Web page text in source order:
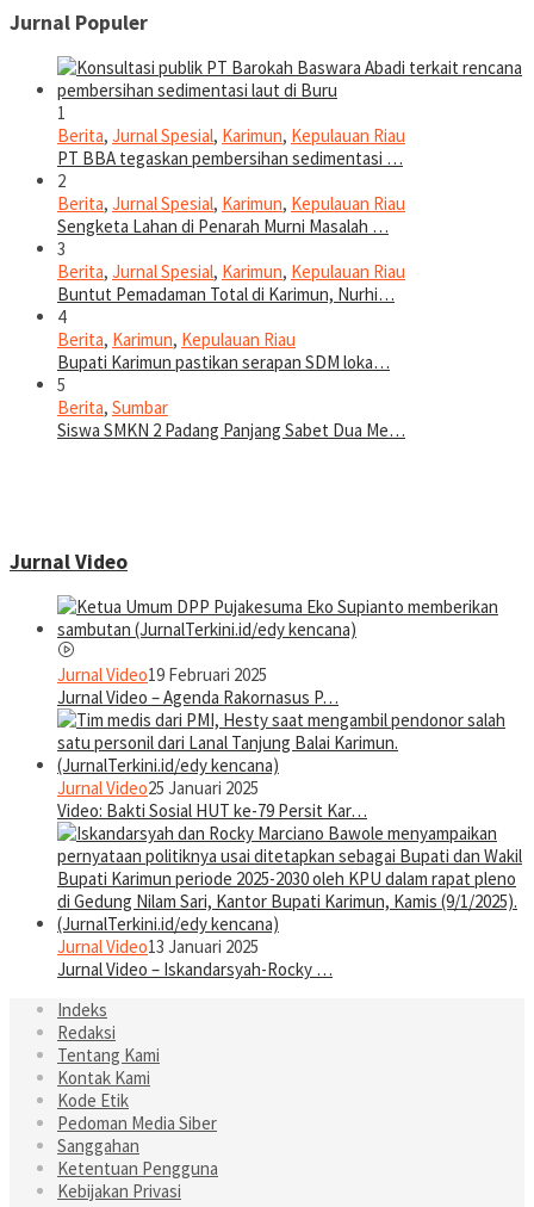
Jurnal Populer
1
Berita, Jurnal Spesial, Karimun, Kepulauan Riau
PT BBA tegaskan pembersihan sedimentasi …
2
Berita, Jurnal Spesial, Karimun, Kepulauan Riau
Sengketa Lahan di Penarah Murni Masalah …
3
Berita, Jurnal Spesial, Karimun, Kepulauan Riau
Buntut Pemadaman Total di Karimun, Nurhi…
4
Berita, Karimun, Kepulauan Riau
Bupati Karimun pastikan serapan SDM loka…
5
Berita, Sumbar
Siswa SMKN 2 Padang Panjang Sabet Dua Me…
Jurnal Video
Jurnal Video19 Februari 2025
Jurnal Video – Agenda Rakornasus P…
Jurnal Video25 Januari 2025
Video: Bakti Sosial HUT ke-79 Persit Kar…
Jurnal Video13 Januari 2025
Jurnal Video – Iskandarsyah-Rocky …
Indeks
Redaksi
Tentang Kami
Kontak Kami
Kode Etik
Pedoman Media Siber
Sanggahan
Ketentuan Pengguna
Kebijakan Privasi